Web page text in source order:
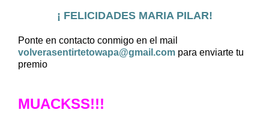
¡ FELICIDADES MARIA PILAR!
Ponte en contacto conmigo en el mail
volverasentirtetowapa@gmail.com para enviarte tu
premio
MUACKSS!!!